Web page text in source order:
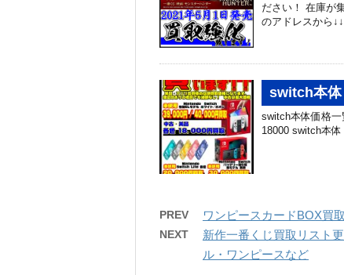
ださい！ 在庫が
のアドレスから
switch本体
switch本体価格
18000 switch本
PREV ワンピースカードBOX買
NEXT
新作一番くじ買取リスト
ル・ワンピースなど